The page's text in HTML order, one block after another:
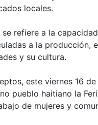
locales.
refiere a la
a la producción,
y su cultura.
este viernes 16
pueblo haitiano la
de mujeres y